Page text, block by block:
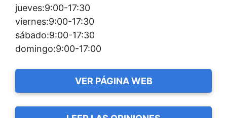
jueves:9:00-17:30
viernes:9:00-17:30
sábado:9:00-17:30
domingo:9:00-17:00
VER PÁGINA WEB